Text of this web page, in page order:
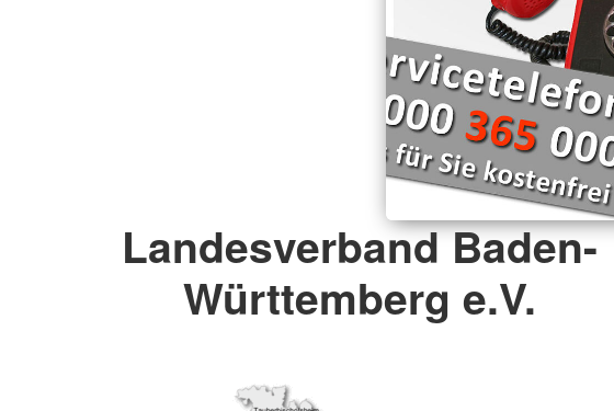
Landesverband Baden-
Württemberg e.V.